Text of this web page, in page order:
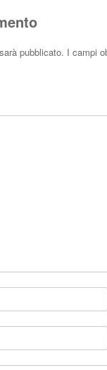
pubblicato. I campi